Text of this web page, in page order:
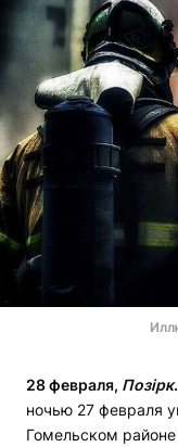
28 февраля, Позірк.
ночью 27 февраля
Гомельском